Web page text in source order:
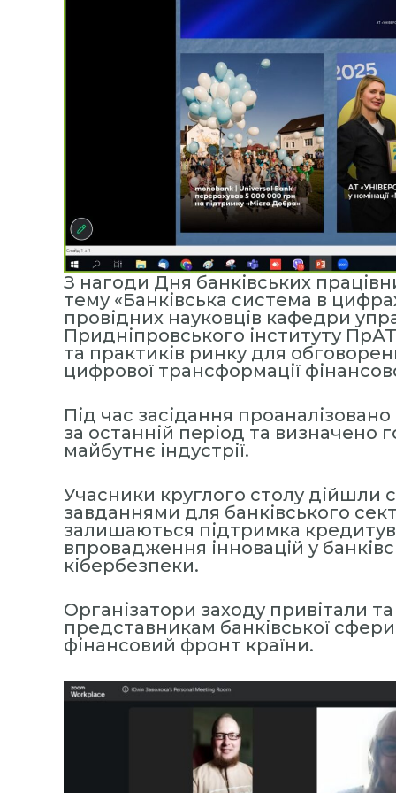
т
и
т
у
т
«
М
і
ж
е
г
і
о
н
а
л
н
а
а
д
е
я
У
в
З нагоди Дня банківських
тему «Банківська система в
провідних науковців кафедри
Придніпровського інституту
та практиків ринку для
цифрової трансформації
Під час засідання
за останній період та
майбутнє індустрії.
Учасники круглого столу дійшли
завданнями для банківського
залишаються підтримка
впровадження інновацій у
кібербезпеки.
Організатори заходу привітали
представникам банківської
фінансовий фронт країни.